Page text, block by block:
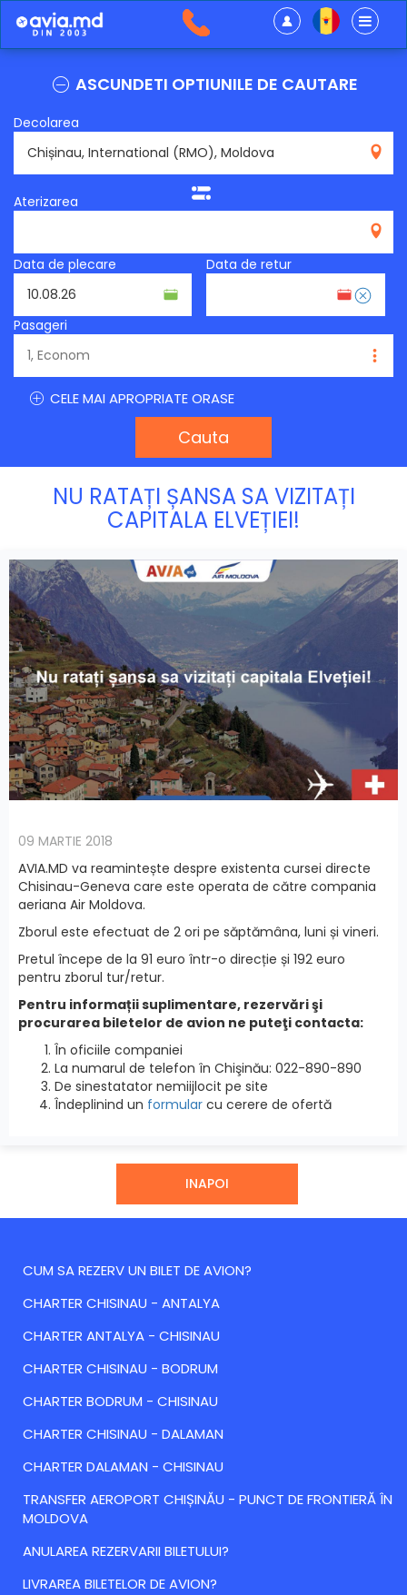
ASCUNDETI OPTIUNILE DE CAUTARE
Decolarea
Aterizarea
Data de plecare Data de retur
Pasageri
CELE MAI APROPRIATE ORASE
Cauta
NU RATAȚI ȘANSA SA VIZITAȚI
CAPITALA ELVEȚIEI!
09 MARTIE 2018
AVIA.MD va reamintește despre existenta cursei directe
Chisinau-Geneva care este operata de către compania
aeriana Air Moldova.
Zborul este efectuat de 2 ori pe săptămâna, luni și vineri.
Pretul începe de la 91 euro într-o direcție și 192 euro
pentru zborul tur/retur.
Pentru informații suplimentare, rezervări şi
procurarea biletelor de avion ne puteţi contacta:
În oficiile companiei
La numarul de telefon în Chişinău: 022-890-890
De sinestatator nemiijlocit pe site
Îndeplinind un formular cu cerere de ofertă
INAPOI
CUM SA REZERV UN BILET DE AVION?
CHARTER CHISINAU - ANTALYA
CHARTER ANTALYA - CHISINAU
CHARTER CHISINAU - BODRUM
CHARTER BODRUM - CHISINAU
CHARTER CHISINAU - DALAMAN
CHARTER DALAMAN - CHISINAU
TRANSFER AEROPORT CHIȘINĂU - PUNCT DE FRONTIERĂ ÎN
MOLDOVA
ANULAREA REZERVARII BILETULUI?
LIVRAREA BILETELOR DE AVION?